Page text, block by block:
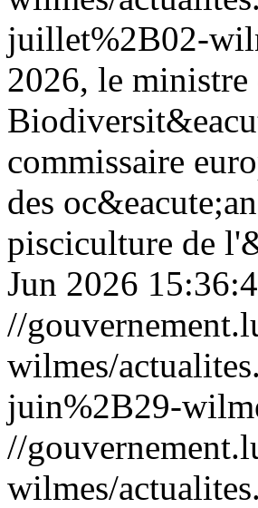
juillet%2B02-
2026, le
commissaire
des
pisciculture de
Jun 2026
//
wilmes/
juin%2B29-
//
wilmes/